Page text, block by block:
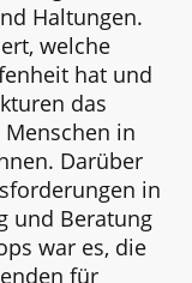
Haltungen.
welche
hat und
das
in
Darüber
in
und Beratung
war es, die
für